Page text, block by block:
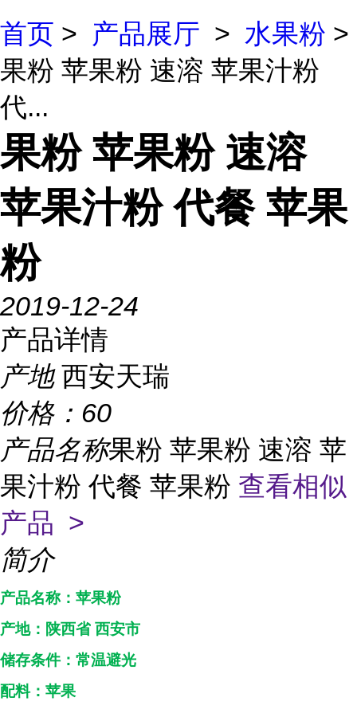
首页 > 产品展厅 > 水果粉 >
果粉 苹果粉 速溶 苹果汁粉
代...
果粉 苹果粉 速溶
苹果汁粉 代餐 苹果
粉
2019-12-24
产品详情
产地 西安天瑞
价格： 60
产品名称果粉 苹果粉 速溶 苹
果汁粉 代餐 苹果粉 查看相似
产品 >
简介
产品名称： 苹果粉
产地： 陕西省 西安市
储存条件：常温避光
配料： 苹果